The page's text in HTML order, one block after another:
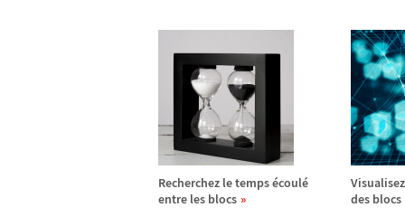
Recherchez le tempsécoulé
entre les blocs
des blocs